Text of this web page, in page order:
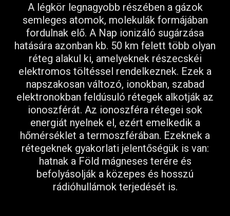
A légkör legnagyobb részében a gázok
semleges atomok, molekulák formájában
fordulnak elő. A Nap ionizáló sugárzása
hatására azonban kb. 50 km felett több olyan
réteg alakul ki, amelyeknek részecskéi
elektromos töltéssel rendelkeznek. Ezek a
napszakosan változó, ionokban, szabad
elektronokban feldúsuló rétegek alkotják az
ionoszférát. Az ionoszféra rétegei sok
energiát nyelnek el, ezért emelkedik a
hőmérséklet a termoszférában. Ezeknek a
rétegeknek gyakorlati jelentőségük is van:
hatnak a Föld mágneses terére és
befolyásolják a közepes és hosszú
rádióhullámok terjedését is.